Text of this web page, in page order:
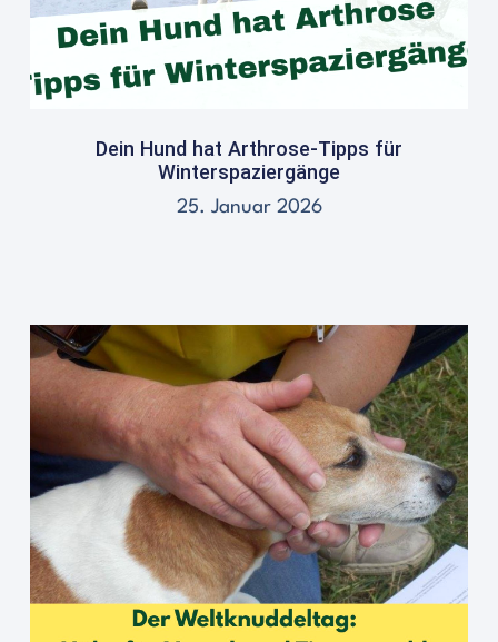
Dein Hund hat Arthrose-Tipps für
Winterspaziergänge
25. Januar 2026